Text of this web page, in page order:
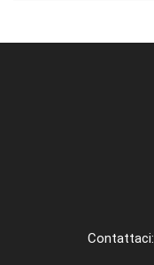
Contattaci: